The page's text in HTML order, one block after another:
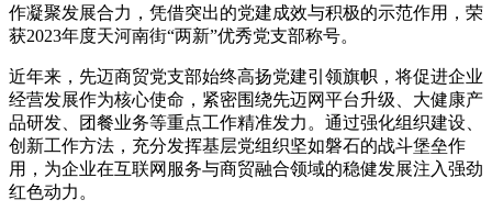
作凝聚发展合力，凭借突出的党建成效与积极的示范作用，荣
获2023年度天河南街“两新”优秀党支部称号。
近年来，先迈商贸党支部始终高扬党建引领旗帜，将促进企业
经营发展作为核心使命，紧密围绕先迈网平台升级、大健康产
品研发、团餐业务等重点工作精准发力。通过强化组织建设、
创新工作方法，充分发挥基层党组织坚如磐石的战斗堡垒作
用，为企业在互联网服务与商贸融合领域的稳健发展注入强劲
红色动力。